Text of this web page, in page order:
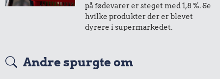
0,45 kr.
på fødevarer er steget med 1,8 %. Se
hvilke produkter der er blevet
dyrere i supermarkedet.
Andre spurgte om